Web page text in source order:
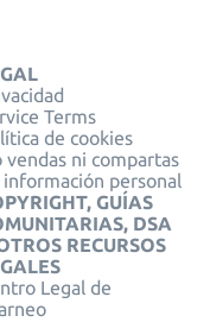
Terms
de cookies
vendas ni compartas
información personal
GUÍAS
DSA
RECURSOS
Legal de